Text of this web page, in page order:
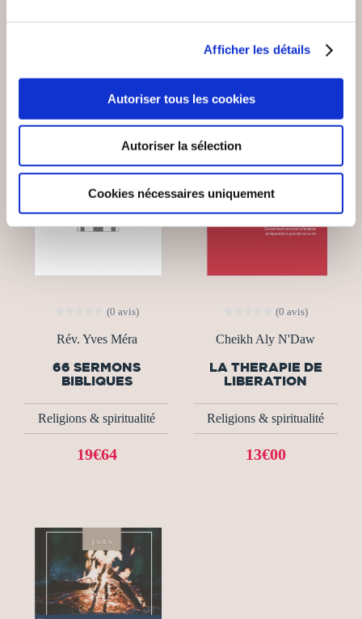
Afficher les détails
Autoriser tous les cookies
Autoriser la sélection
Cookies nécessaires uniquement
10€00 10€46
(0 avis)
Rév. Yves Méra
66 SERMONS
BIBLIQUES
Religions & spiritualité
19€64
(0 avis)
Cheikh Aly N'Daw
LA THERAPIE DE
LIBERATION
Religions & spiritualité
13€00